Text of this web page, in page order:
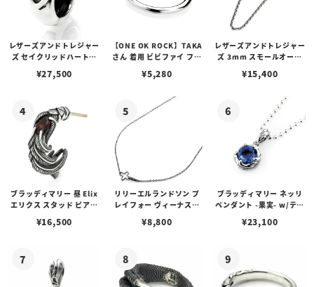
レザーズアンドトレジャー
ズ セイクリッドハートピ
¥27,500
【ONE OK ROCK】TAKA
さん 着用 ビビファイ フー
¥5,280
レザーズアンドトレジャー
ズ 3mm スモールオーバ
ブスタークラスプ＆LTロ
¥15,400
ブラッディマリー 昼 Elix
エリクス スタッド ピアス
¥16,500
リリーエルランドソン プ
レイフォー ヴィーナスチ
¥8,800
ブラッディマリー ネッリ
ペンダント -果実- w/ティ
¥23,100